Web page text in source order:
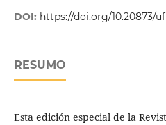
DOI: https://doi.org/10.20873/
RESUMO
Esta edición especial de la